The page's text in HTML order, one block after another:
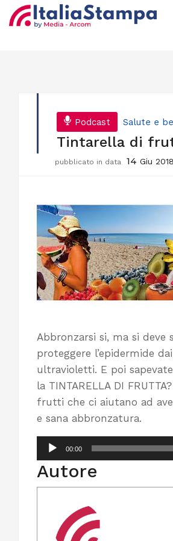
Podcast Salute e
Tintarella di
pubblicato in data 14 Giu 2018
Abbronzarsi si, ma si deve
proteggere l’epidermide
ultravioletti. E poi
la TINTARELLA DI
frutti che ci aiutano ad
e sana abbronzatura.
Audio
Player
00:00
Autore